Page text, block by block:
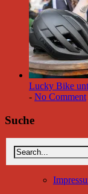
Lucky Bike
- No Comment
Suche